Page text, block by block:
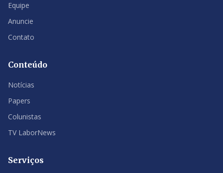
Equipe
Anuncie
Contato
Conteúdo
Notícias
Papers
Colunistas
TV LaborNews
Serviços